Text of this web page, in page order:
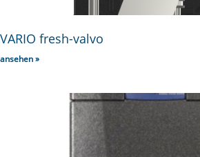
VARIO fresh-valvo
ansehen »